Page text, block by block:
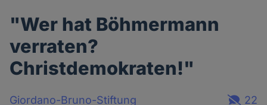
"Wer hat Böhmermann
verraten?
Christdemokraten!"
Giordano-Bruno-Stiftung
22